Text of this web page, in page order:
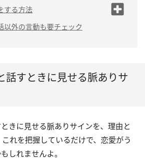
を言わない
る
掛けてくる
そらす
気づく
配して手伝ってく
ことを教えてくれ
が薄い
する方法
る質問をする
のおすすめを
以外の言動も要チェック
話すときに見せる脈ありサ
きに見せる脈ありサインを、理由と
れを把握しているだけで、恋愛がう
しれませんよ。